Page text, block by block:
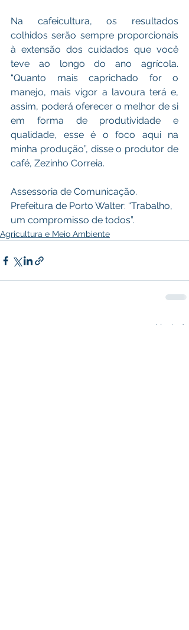
Na cafeicultura, os resultados
colhidos serão sempre proporcionais
à extensão dos cuidados que você
teve ao longo do ano agrícola.
“Quanto mais caprichado for o
manejo, mais vigor a lavoura terá e,
assim, poderá oferecer o melhor de si
em forma de produtividade e
qualidade, esse é o foco aqui na
minha produção”, disse o produtor de
café, Zezinho Correia.
Assessoria de Comunicação.
Prefeitura de Porto Walter: “Trabalho,
um compromisso de todos”.
Agricultura e Meio Ambiente
Ver tudo